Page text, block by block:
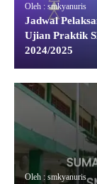
Oleh : smkyanuris
Jadwal
Ujian Praktik
2024/2025
Oleh : smkyanuris